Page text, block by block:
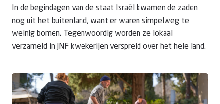
In de begindagen van de staat Israël kwamen de zaden
nog uit het buitenland, want er waren simpelweg te
weinig bomen. Tegenwoordig worden ze lokaal
verzameld in JNF kwekerijen verspreid over het hele land.